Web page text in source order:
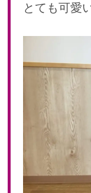
とても可愛